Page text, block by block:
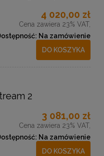
4 020,00 zł
Cena zawiera 23% VAT,
Na zamówienie
DO KOSZYKA
2
3 081,00 zł
Cena zawiera 23% VAT,
Na zamówienie
DO KOSZYKA